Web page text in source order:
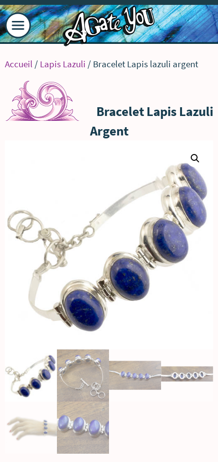
Accueil / Lapis Lazuli / Bracelet Lapis lazuli argent
Bracelet Lapis Lazuli
Argent